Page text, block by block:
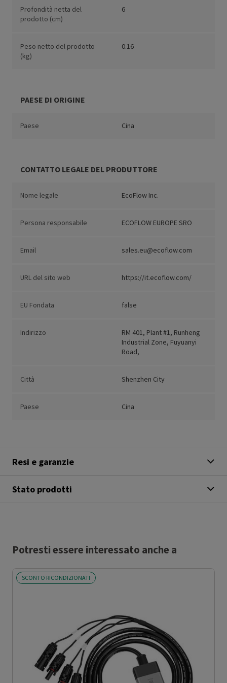
Profondità netta del
prodotto (cm)
6
Peso netto del prodotto
(kg)
0.16
PAESE DI ORIGINE
Paese Cina
CONTATTO LEGALE DEL PRODUTTORE
Nome legale EcoFlow Inc.
Persona responsabile ECOFLOW EUROPE SRO
Email sales.eu@ecoflow.com
URL del sito web https://it.ecoflow.com/
EU Fondata false
Indirizzo
RM 401, Plant #1, Runheng
Industrial Zone, Fuyuanyi
Road,
Città Shenzhen City
Paese Cina
Resi e garanzie
Stato prodotti
Potresti essere interessato anche a
SCONTO RICONDIZIONATI